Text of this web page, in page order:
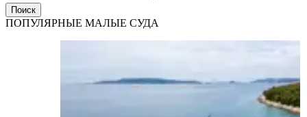
Поиск
ПОПУЛЯРНЫЕ МАЛЫЕ СУДА